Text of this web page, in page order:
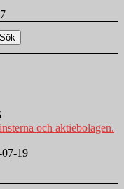
Sök
och aktiebolagen.
07-19